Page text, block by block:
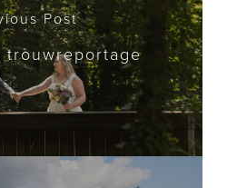
Post
trouwreportage